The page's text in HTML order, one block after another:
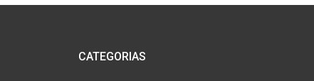
CATEGORIAS